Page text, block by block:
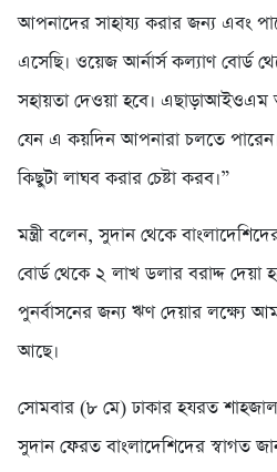
আপনাদের সাহায্য করার জন্য এবং
এসেছি। ওয়েজ আর্নার্স কল্যাণ বোর্ড
সহায়তা দেওয়া হবে। এছাড়াআইওএম
যেন এ কয়দিন আপনারা চলতে
কিছুটা লাঘব করার চেষ্টা করব।”
মন্ত্রী বলেন, সুদান থেকে
বোর্ড থেকে ২ লাখ ডলার বরাদ্দ
পুনর্বাসনের জন্য ঋণ দেয়ার লক্ষ্যে
আছে।
সোমবার (৮ মে) ঢাকার হযরত
সুদান ফেরত বাংলাদেশিদের স্বাগত